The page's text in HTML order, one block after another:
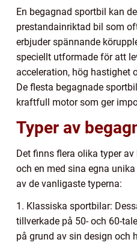
En begagnad sportbil kan
prestandainriktad bil som
erbjuder spännande
speciellt utformade för att
acceleration, hög hastighet
De flesta begagnade
kraftfull motor som ger
Typer av
Det finns flera olika typer
och en med sina egna
av de vanligaste typerna:
1. Klassiska sportbilar:
tillverkade på 50- och 60-
på grund av sin design och